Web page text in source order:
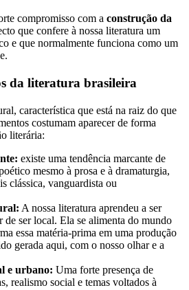
compromisso com a construção da
que confere à nossa literatura um
e que normalmente funciona como um
da literatura brasileira
característica que está na raiz do que
costumam aparecer de forma
literária:
existe uma tendência marcante de
mesmo à prosa e à dramaturgia,
clássica, vanguardista ou
A nossa literatura aprendeu a ser
de ser local. Ela se alimenta do mundo
essa matéria-prima em uma produção
gerada aqui, com o nosso olhar e a
e urbano: Uma forte presença de
realismo social e temas voltados à